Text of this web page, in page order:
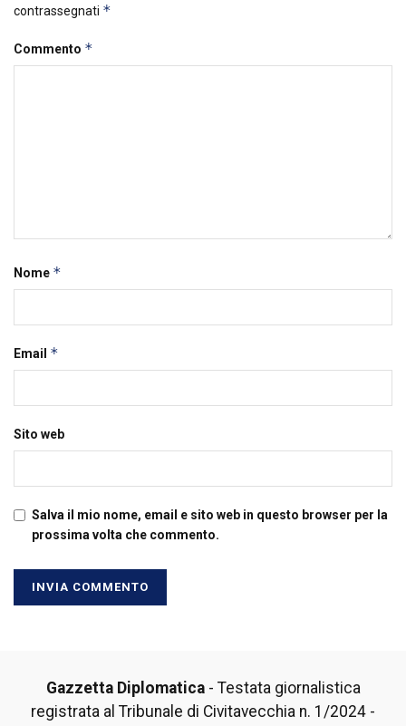
contrassegnati *
Commento *
Nome *
Email *
Sito web
Salva il mio nome, email e sito web in questo browser per la
prossima volta che commento.
Gazzetta Diplomatica- Testata giornalistica
registrata al Tribunale di Civitavecchia n. 1/2024 -